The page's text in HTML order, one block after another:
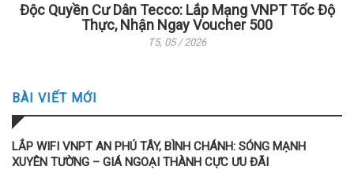
Độc Quyền Cư Dân Tecco: Lắp Mạng VNPT Tốc Độ
Thực, Nhận Ngay Voucher 500
T5, 05 / 2026
BÀI VIẾT MỚI
LẮP WIFI VNPT AN PHÚ TÂY, BÌNH CHÁNH: SÓNG MẠNH
XUYÊN TƯỜNG – GIÁ NGOẠI THÀNH CỰC ƯU ĐÃI